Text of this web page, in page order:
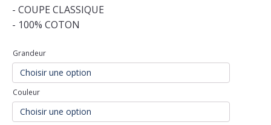
- COUPE CLASSIQUE
- 100% COTON
Grandeur
Couleur